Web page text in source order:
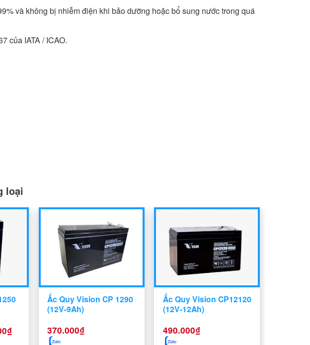
và không bị nhiễm điện khi bảo dưỡng hoặc bổ sung nước trong quá
của IATA / ICAO.
loại
₫
Ắc Quy Vision CP 1290
(12V-9Ah)
370.000₫
Ắc Quy Vision CP12120
(12V-12Ah)
490.000₫